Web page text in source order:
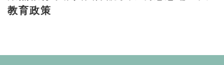
教育政策